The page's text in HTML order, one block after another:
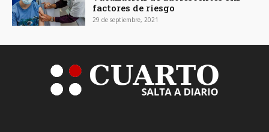
factores de riesgo
29 de septiembre, 2021